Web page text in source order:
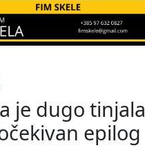
je dugo tinjala
epilog